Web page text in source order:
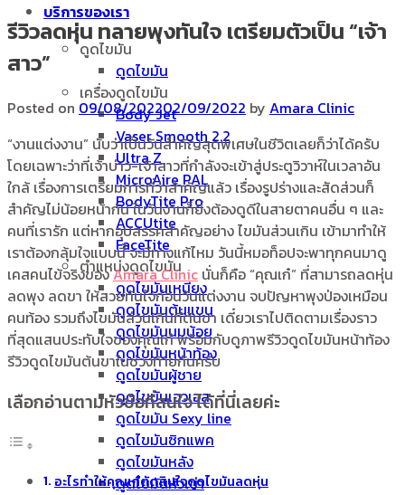
บริการของเรา
ดูดไขมัน
ดูดไขมัน
เครื่องดูดไขมัน
Body Jet
Vaser Smooth 2.2
Ultra Z
MicroAire PAL
BodyTite Pro
ACCUtite
FaceTite
ตำแหน่งดูดไขมัน
ดูดไขมันเหนียง
ดูดไขมันต้นแขน
ดูดไขมันนมน้อย
ดูดไขมันหน้าท้อง
ดูดไขมันผู้ชาย
ดูดไขมันเอวเอส
ดูดไขมัน Sexy line
ดูดไขมันซิกแพค
ดูดไขมันหลัง
ดูดไขมันหัวเข่า
รีวิวลดหุ่น ทลายพุงทันใจ เตรียมตัวเป็น “เจ้า
สาว”
Posted on 09/08/202202/09/2022 by Amara Clinic
“งานแต่งงาน” นับว่าเป็นวันสำคัญสุดพิเศษในชีวิตเลยก็ว่าได้ครับ
โดยเฉพาะว่าที่เจ้าบ่าว-เจ้าสาวที่กำลังจะเข้าสู่ประตูวิวาห์ในเวลาอัน
ใกล้ เรื่องการเตรียมการที่ว่าสำคัญแล้ว เรื่องรูปร่างและสัดส่วนก็
สำคัญไม่น้อยหน้ากัน ในวันงานก็ยิ่งต้องดูดีในสายตาคนอื่น ๆ และ
คนที่เรารัก แต่หากอุปสรรคสำคัญอย่าง ไขมันส่วนเกิน เข้ามาทำให้
เราต้องกลุ้มใจแบบนี้ จะมีทางแก้ไหม วันนี้หมอท็อปจะพาทุกคนมาดู
เคสคนไข้จริงของAmara Clinic นั่นก็คือ “คุณเก๋” ที่สามารถลดหุ่น
ลดพุง ลดขา ให้สวยทันใจก่อนวันแต่งงาน จบปัญหาพุงป่องเหมือน
คนท้อง รวมถึงไขมันส่วนเกินที่ต้นขา เดี๋ยวเราไปติดตามเรื่องราว
ที่สุดแสนประทับใจของคุณเก๋ พร้อมกับดูภาพรีวิวดูดไขมันหน้าท้อง
รีวิวดูดไขมันต้นขาในช่วงท้ายกันครับ
เลือกอ่านตามหัวข้อที่สนใจ ได้ที่นี่เลยค่ะ
อะไรทำให้คุณเก๋ตัดสินใจดูดไขมันลดหุ่น